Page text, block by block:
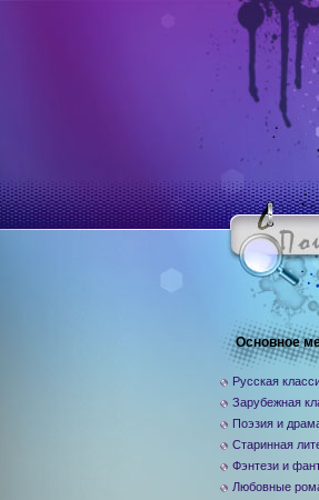
Основное
Русская
Зарубежная
Поэзия и
Старинная
Фэнтези и
Любовные